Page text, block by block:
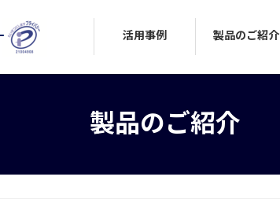
活用事例 製品のご紹介
製品のご紹介